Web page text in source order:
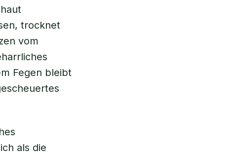
trocknet
vom
Fegen bleibt
als die